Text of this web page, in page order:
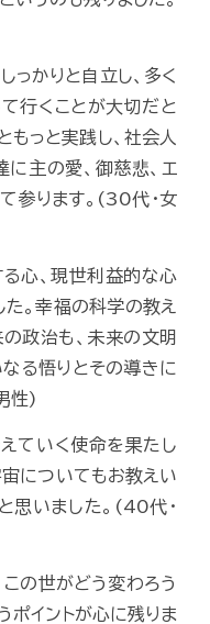
っかりと自立し、多く
行くことが大切だと
もっと実践し、社会人
に主の愛、御慈悲、エ
参ります。(30代・女
る心、現世利益的な心
。幸福の科学の教え
政治も、未来の文明
る悟りとその導きに
性)
えていく使命を果たし
についてもお教えい
思いました。(40代・
この世がどう変わろう
ポイントが心に残りま